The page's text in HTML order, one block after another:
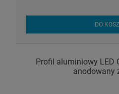
DO
Profil aluminiowy LED
anodowany